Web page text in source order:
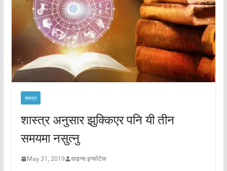
शास्त्र
शास्त्र अनुसार झुक्किएर पनि यी तीन
समयमा नसुत्नु
May 31, 2019 साइन्स इन्फोटेक